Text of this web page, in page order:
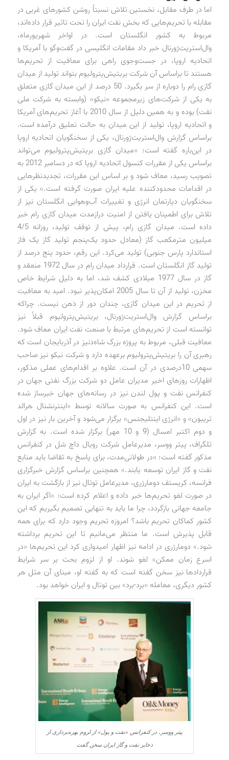
اما در طرف مقابل، نخستین تلاش نسبتاً روشن کشورهای غربی در
مقابله با تحریم‌هایی که بخش نفت ایران را تحت تاثیر قرار داده‌اند،
مربوط به کشور انگلستان است. در اواخر شهریورماه،
وال‌استریت‌ژورنال خبر داد مقامات انگلیسی در گفت‌وگو با آمریکا و
اتحادیه اروپا، در جست‌وجوی راهی برای معافیت از تحریم‌ها
هستند تا براساس آن شرکت بریتیش‌پترولیوم بتواند تولید از میدان
گازی رام را دوباره از سر بگیرد. 50 درصد از این میدان گازی متعلق
به یکی از شرکت‌های زیرمجموعه «نیکو» (وابسته به شرکت ملی
نفت) بوده و به همین دلیل از سال 2010 با آغاز تحریم‌های آمریکا
و اتحادیه اروپا، تولید از این میدان به حالت تعلیق درآمده است.
براساس گزارش وال‌استریت‌ژورنال، یکی از سخنگویان اتحادیه اروپا
در این‌باره گفته است: «میدان گازی بریتیش‌پترولیوم می‌تواند
براساس یکی از مقررات کنسول اتحادیه اروپا که در دسامبر 2012 به
تصویب رسید، معاف شود و بر اساس این مقررات، تجدیدنظرهایی
در اقدامات محدودکننده علیه ایران صورت گرفته است.» یکی از
سخنگویان دپارتمان انرژی و تغییرات آب‌وهوایی انگلستان نیز از
تلاش برای اطمینان یافتن از امنیت درازمدت میدان گازی رام خبر
داده است. میدان گازی رام، پیش از توقف تولید، روزانه 4/5
میلیون مترمکعب گاز (معادل حدود یک‌پنجم تولید گاز یک فاز
استاندارد پارس جنوبی) تولید می‌کرد. این رقم، حدود پنج درصد از
تولید گاز انگلستان است. قرارداد میدان رام در سال 1972 منعقد و
گاز در سال 1977 میلادی کشف شد، اما به دلیل شرایط خاص
مخزن، تولید از آن تا سال 2005 امکان‌پذیر نبود. امید به معافیت
از تحریم در این میدان گازی، چندان دور از ذهن نیست. چراکه
براساس گزارش وال‌استریت‌ژورنال، بریتیش‌پترولیوم قبلاً نیز
توانسته است از تحریم‌های مرتبط با صنعت نفت ایران معاف شود.
معافیت قبلی، مربوط به پروژه بزرگ شاه‌دنیز در آذربایجان است که
رهبری آن را بریتیش‌پترولیوم برعهده دارد و شرکت نیکو نیز صاحب
سهمی 10درصدی در آن است. علاوه بر اقدام‌های عملی مذکور،
اظهارات روزهای اخیر مدیران عامل دو شرکت بزرگ نفتی جهان در
کنفرانس نفت و پول لندن نیز در رسانه‌های جهان خبرساز شده
است. این کنفرانس به صورت سالانه توسط «اینترنشنال هرالد
تریبون» و «انرژی اینتلیجنس» برگزار می‌شود و آخرین بار نیز در اول
و دوم اکتبر امسال (9 و 10 مهر) برگزار شده است. به گزارش
تلگراف، پیتر ووسر، مدیرعامل شرکت رویال داچ شل در کنفرانس
مذکور گفته است: «در طولانی‌مدت، برای پاسخ به تقاضا باید منابع
نفت و گاز ایران توسعه یابند.» همچنین براساس گزارش خبرگزاری
فرانسه، کریستف دومارژری، مدیرعامل توتال نیز از بازگشت به ایران
در صورت لغو تحریم‌ها خبر داده و اعلام کرده است: «اگر ایران به
جامعه جهانی بازگردد، چرا ما باید به تنهایی تصمیم بگیریم که این
کشور کماکان تحریم باشد؟ امروزه تحریم وجود دارد که برای همه
قابل پذیرش است. ما منتظر می‌مانیم تا این تحریم برداشته
شود.» دومارژری در ادامه نیز اظهار امیدواری کرد این تحریم‌ها «در
اسرع زمان ممکن» لغو شوند. او از لزوم بحث بر سر شرایط
قراردادها نیز سخن گفته است که به گفته او، مبنای آن مثل هر
کشور دیگری، معامله «برد-برد» بین توتال و ایران خواهد بود.
پیتر ووسر، در کنفرانس «نفت و پول» از لزوم بهره‌برداری از
ذخایر نفت و گاز ایران سخن گفت